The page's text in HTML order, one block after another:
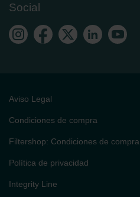
Social
Aviso Legal
Condiciones de compra
Filtershop: Condiciones de compra
Política de privacidad
Integrity Line